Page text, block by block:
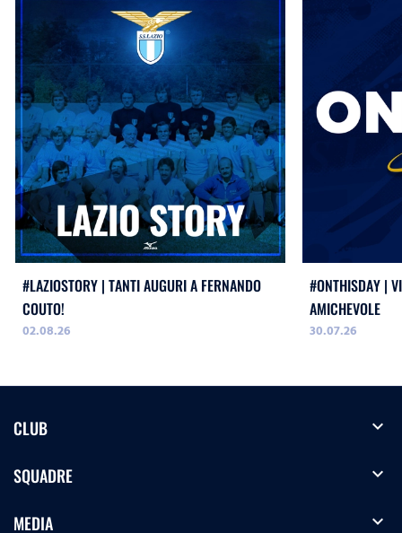
#LAZIOSTORY | TANTI AUGURI A FERNANDO
COUTO!
02.08.26
#ONTHISDAY |
AMICHEVOLE
30.07.26
CLUB expand_more
SQUADRE expand_more
MEDIA expand_more